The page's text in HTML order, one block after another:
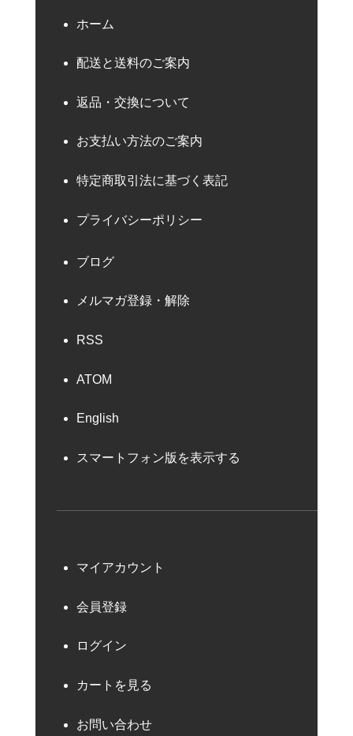
ホーム
配送と送料のご案内
返品・交換について
お支払い方法のご案内
特定商取引法に基づく表記
プライバシーポリシー
ブログ
メルマガ登録・解除
RSS
ATOM
English
スマートフォン版を表示する
マイアカウント
会員登録
ログイン
カートを見る
お問い合わせ